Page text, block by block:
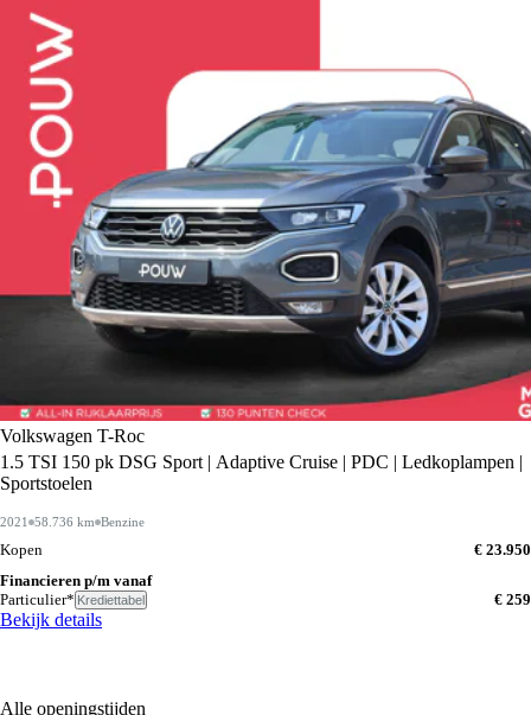
Volkswagen T-Roc
1.5 TSI 150 pk DSG Sport | Adaptive Cruise | PDC | Ledkoplampen |
Sportstoelen
2021 58.736 km Benzine
Kopen
€ 23.950
Financieren p/m vanaf
Particulier* Krediettabel € 259
Bekijk details
Alle openingstijden